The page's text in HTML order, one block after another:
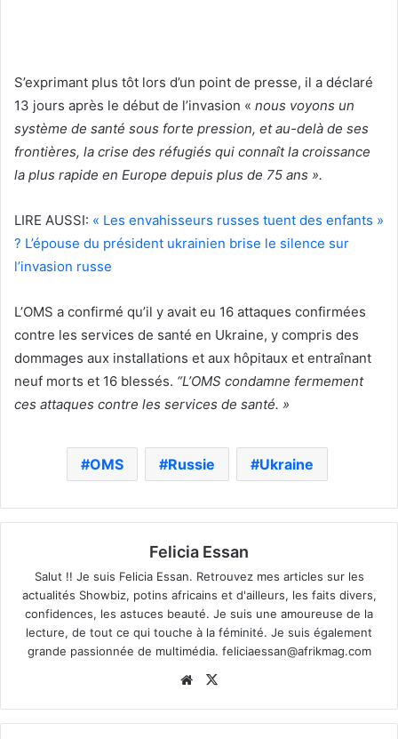
S’exprimant plus tôt lors d’un point de presse, il a déclaré
13 jours après le début de l’invasion « nous voyons un
système de santé sous forte pression, et au-delà de ses
frontières, la crise des réfugiés qui connaît la croissance
la plus rapide en Europe depuis plus de 75 ans ».
LIRE AUSSI: « Les envahisseurs russes tuent des enfants »
? L’épouse du président ukrainien brise le silence sur
l’invasion russe
L’OMS a confirmé qu’il y avait eu 16 attaques confirmées
contre les services de santé en Ukraine, y compris des
dommages aux installations et aux hôpitaux et entraînant
neuf morts et 16 blessés. “L’OMS condamne fermement
ces attaques contre les services de santé. »
OMS Russie Ukraine
Felicia Essan
Salut !! Je suis Felicia Essan. Retrouvez mes articles sur les
actualités Showbiz, potins africains et d'ailleurs, les faits divers,
confidences, les astuces beauté. Je suis une amoureuse de la
lecture, de tout ce qui touche à la féminité. Je suis également
grande passionnée de multimédia. feliciaessan@afrikmag.com
Website